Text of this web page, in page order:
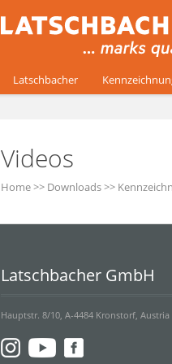
Latschbacher
Videos
Home>> Downloads>>
Latschbacher GmbH
Hauptstr. 8/10, A-4484 Kronstorf, Austria